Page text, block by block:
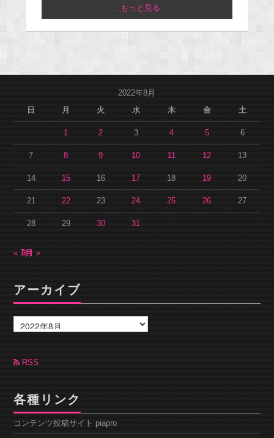
...もっと見る
2022年8月
日
月 火 水 木 金 土
1 2 3 4 5 6
7 8 9 10 11 12 13
14 15 16 17 18 19 20
21 22 23 24 25 26 27
28 29 30 31
« 7月9月 »
アーカイブ
ー
カ
ブ RSS
各種リンク
コンテンツ投稿サイト piapro